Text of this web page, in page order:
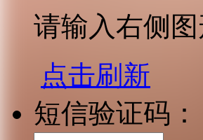
请输入右侧
点击刷新
短信验证码：